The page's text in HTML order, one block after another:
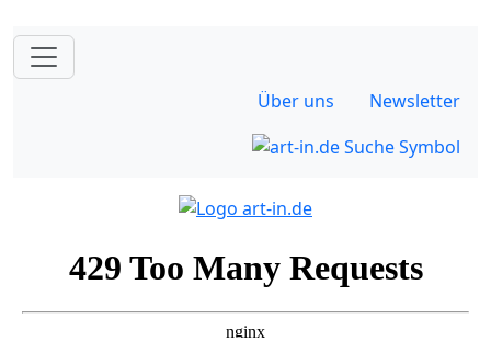
Über uns Newsletter